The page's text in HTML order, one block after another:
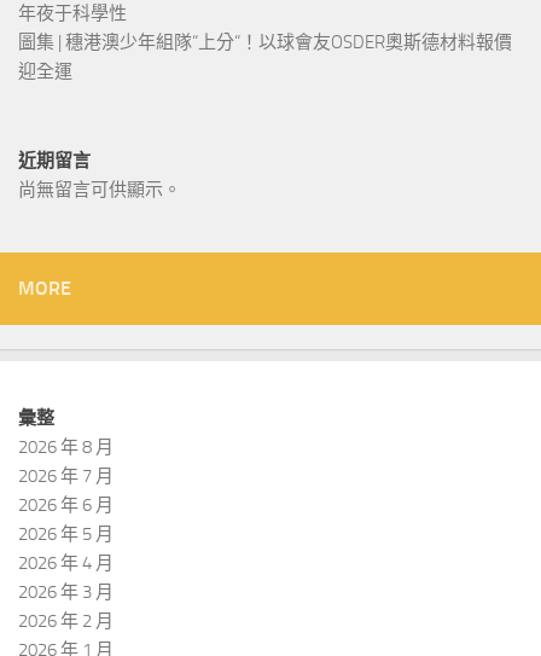
年夜于科學性
圖集 | 穗港澳少年組隊“上分“！以球會友OSDER奧斯德材料報價
迎全運
近期留言
尚無留言可供顯示。
MORE
彙整
2026 年 8 月
2026 年 7 月
2026 年 6 月
2026 年 5 月
2026 年 4 月
2026 年 3 月
2026 年 2 月
2026 年 1 月